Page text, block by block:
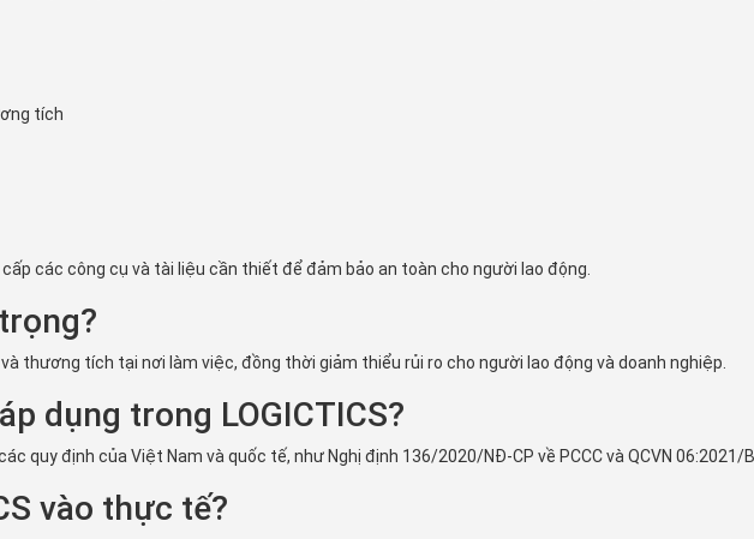
tích
các công cụ và tài liệu cần thiết để đảm bảo an toàn cho người lao động.
thương tích tại nơi làm việc, đồng thời giảm thiểu rủi ro cho người lao động và doanh nghiệp.
dụng trong LOGICTICS?
quy định của Việt Nam và quốc tế, như Nghị định 136/2020/NĐ-CP về PCCC và QCVN 06:2021/
vào thực tế?